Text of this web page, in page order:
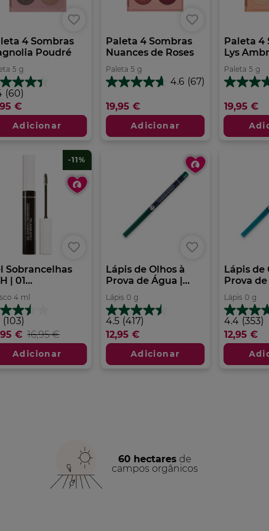
4 Sombras
Poudré
5 g
(60)
€
Adicionar
Paleta 4 Sombras
Nuances de Roses
Paleta 5 g
4.6 (67)
4.6
5
estrelas.
análises
19,95 €
Adicionar
Paleta 4
Lys
Paleta 5 g
4.4
5
estrelas.
análises
19,95 €
Sobrancelhas
| 01...
4 ml
(103)
€ 16,95 €
-11%
Adicionar
Lápis de Olhos à
Prova de Água |...
Lápis 0 g
4.5 (417)
4.5
em
5
estrelas.
417
12,95 €
Adicionar
Lápis de
Prova de
Lápis 0 g
4.4 (353)
4.4
em
5
estrelas.
353
12,95 €
60 hectares de
campos orgânicos